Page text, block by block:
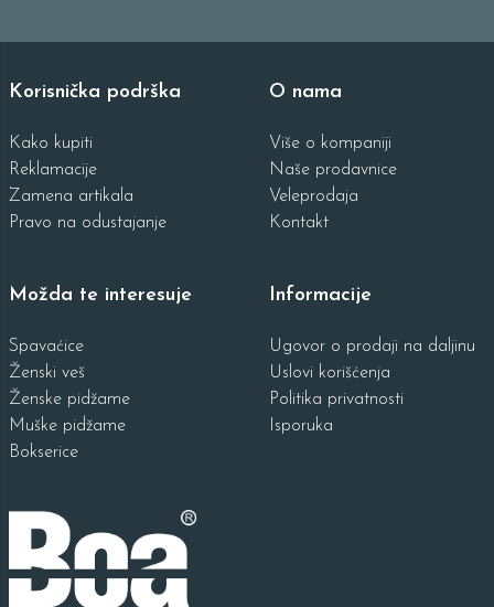
Korisnička podrška
Kako kupiti
Reklamacije
Zamena artikala
Pravo na odustajanje
O nama
Više o kompaniji
Naše prodavnice
Veleprodaja
Kontakt
Možda te interesuje
Spavaćice
Ženski veš
Ženske pidžame
Muške pidžame
Bokserice
Informacije
Ugovor o prodaji na daljinu
Uslovi korišćenja
Politika privatnosti
Isporuka